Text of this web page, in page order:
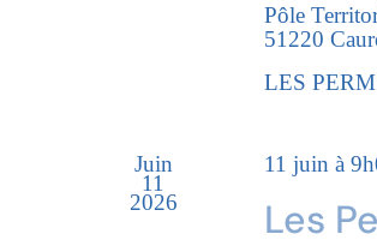
Pôle
51220
LES
Juin
11
2026
11 juin à
Les